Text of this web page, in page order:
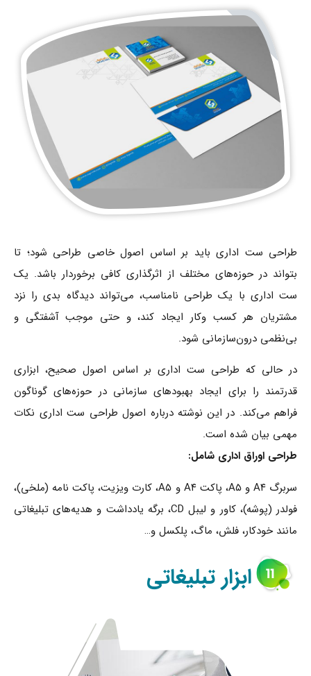
طراحی ست اداری باید بر اساس اصول خاصی طراحی شود؛ تا
بتواند در حوزه‌های مختلف از اثرگذاری کافی برخوردار باشد. یک
ست اداری با یک طراحی نامناسب، می‌تواند دیدگاه بدی را نزد
مشتریان هر کسب وکار ایجاد کند، و حتی موجب آشفتگی و
بی‌نظمی درون‌سازمانی شود.
در حالی که طراحی ست اداری بر اساس اصول صحیح، ابزاری
قدرتمند را برای ایجاد بهبودهای سازمانی در حوزه‌های گوناگون
فراهم می‌کند. در این نوشته درباره اصول طراحی ست اداری نکات
مهمی بیان شده است.
طراحی اوراق اداری شامل:
سربرگ A۴ و A۵، پاکت A۴ و A۵، کارت ویزیت، پاکت نامه (ملخی)،
فولدر (پوشه)، کاور و لیبل CD، برگه یادداشت و هدیه‌های تبلیغاتی
مانند خودکار، فلش، ماگ، پلکسل و…
ابزار تبلیغاتی